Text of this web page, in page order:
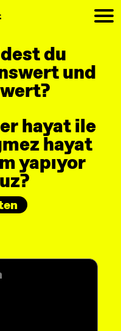
du
und
hayat ile
hayat
yapıyor